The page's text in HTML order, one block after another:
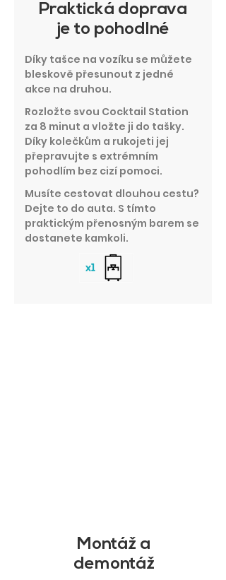
Praktická doprava
je to pohodlné
Díky tašce na vozíku se můžete
bleskově přesunout z jedné
akce na druhou.
Rozložte svou Cocktail Station
za 8 minut a vložte ji do tašky.
Díky kolečkům a rukojeti jej
přepravujte s extrémním
pohodlím bez cizí pomoci.
Musíte cestovat dlouhou cestu?
Dejte to do auta. S tímto
praktickým přenosným barem se
dostanete kamkoli.
Montáž a
demontáž